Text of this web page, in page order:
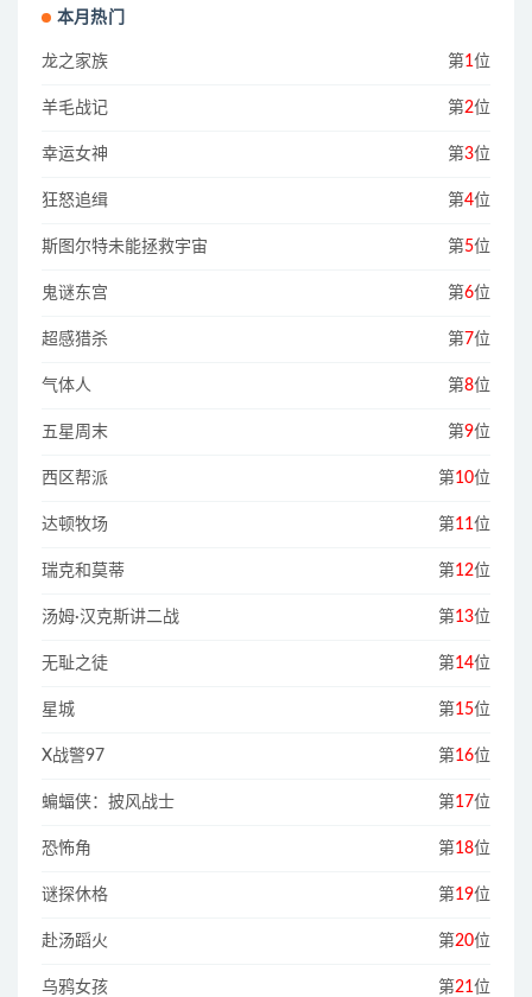
本月热门
龙之家族 第1位
羊毛战记 第2位
幸运女神 第3位
狂怒追缉 第4位
斯图尔特未能拯救宇宙 第5位
鬼谜东宫 第6位
超感猎杀 第7位
气体人 第8位
五星周末 第9位
西区帮派 第10位
达顿牧场 第11位
瑞克和莫蒂 第12位
汤姆·汉克斯讲二战 第13位
无耻之徒 第14位
星城 第15位
X战警97 第16位
蝙蝠侠：披风战士 第17位
恐怖角 第18位
谜探休格 第19位
赴汤蹈火 第20位
乌鸦女孩 第21位